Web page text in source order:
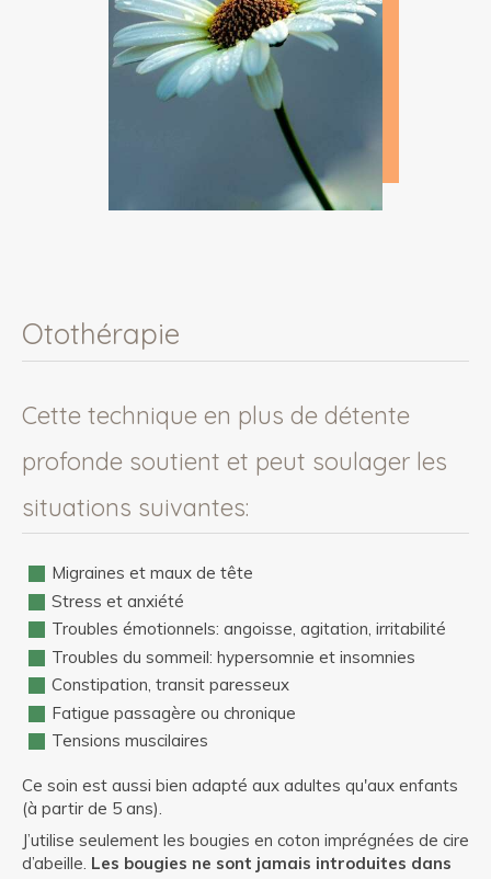
Otothérapie
Cette technique en plus de détente
profonde soutient et peut soulager les
situations suivantes:
Migraines et maux de tête
Stress et anxiété
Troubles émotionnels: angoisse, agitation, irritabilité
Troubles du sommeil: hypersomnie et insomnies
Constipation, transit paresseux
Fatigue passagère ou chronique
Tensions muscilaires
Ce soin est aussi bien adapté aux adultes qu'aux enfants
(à partir de 5 ans).
J’utilise seulement les bougies en coton imprégnées de cire
d’abeille. Les bougies ne sont jamais introduites dans